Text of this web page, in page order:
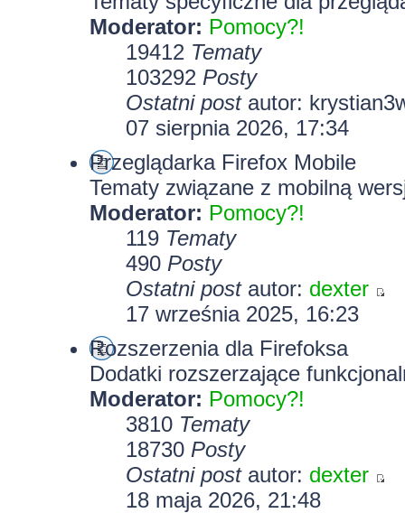
Moderator: Pomocy?!
19412 Tematy
103292 Posty
Ostatni postautor:
07 sierpnia 2026, 17:34
Przeglądarka Firefox Mobile
Tematy związane z mobilną
Moderator: Pomocy?!
119 Tematy
490 Posty
Ostatni postautor: dexter
17 września 2025, 16:23
Rozszerzenia dla Firefoksa
Dodatki rozszerzające
Moderator: Pomocy?!
3810 Tematy
18730 Posty
Ostatni postautor: dexter
18 maja 2026, 21:48